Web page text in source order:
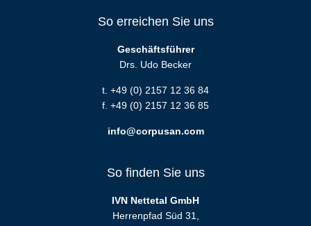
So erreichen Sie uns
Geschäftsführer
Drs. Udo Becker
t. +49 (0) 2157 12 36 84
f. +49 (0) 2157 12 36 85
info@corpusan.com
So finden Sie uns
IVN Nettetal GmbH
Herrenpfad Süd 31,